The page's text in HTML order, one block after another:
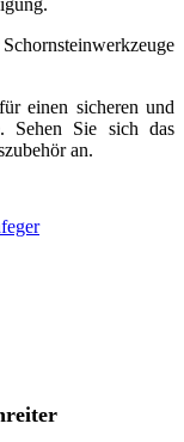
einen sicheren und
Sehen Sie sich das
an.